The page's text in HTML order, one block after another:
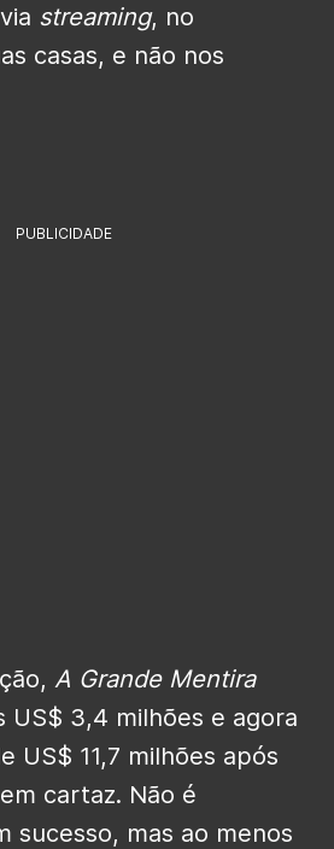
streaming, no
casas, e não nos
PUBLICIDADE
A Grande Mentira
US$ 3,4 milhões e agora
US$ 11,7 milhões após
cartaz. Não é
sucesso, mas ao menos